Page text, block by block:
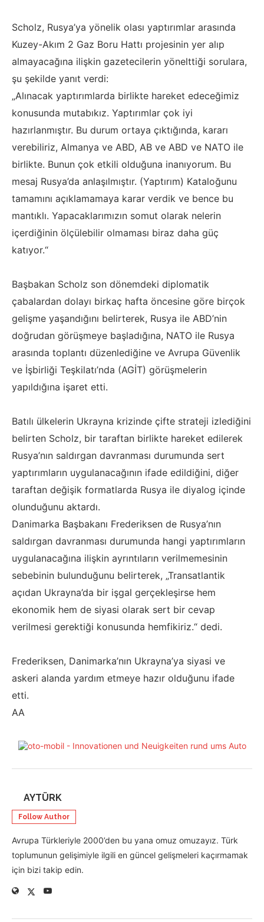
Scholz, Rusya’ya yönelik olası yaptırımlar arasında
Kuzey-Akım 2 Gaz Boru Hattı projesinin yer alıp
almayacağına ilişkin gazetecilerin yönelttiği sorulara,
şu şekilde yanıt verdi:
„Alınacak yaptırımlarda birlikte hareket edeceğimiz
konusunda mutabıkız. Yaptırımlar çok iyi
hazırlanmıştır. Bu durum ortaya çıktığında, kararı
verebiliriz, Almanya ve ABD, AB ve ABD ve NATO ile
birlikte. Bunun çok etkili olduğuna inanıyorum. Bu
mesaj Rusya’da anlaşılmıştır. (Yaptırım) Kataloğunu
tamamını açıklamamaya karar verdik ve bence bu
mantıklı. Yapacaklarımızın somut olarak nelerin
içerdiğinin ölçülebilir olmaması biraz daha güç
katıyor.“
Başbakan Scholz son dönemdeki diplomatik
çabalardan dolayı birkaç hafta öncesine göre birçok
gelişme yaşandığını belirterek, Rusya ile ABD’nin
doğrudan görüşmeye başladığına, NATO ile Rusya
arasında toplantı düzenlediğine ve Avrupa Güvenlik
ve İşbirliği Teşkilatı’nda (AGİT) görüşmelerin
yapıldığına işaret etti.
Batılı ülkelerin Ukrayna krizinde çifte strateji izlediğini
belirten Scholz, bir taraftan birlikte hareket edilerek
Rusya’nın saldırgan davranması durumunda sert
yaptırımların uygulanacağının ifade edildiğini, diğer
taraftan değişik formatlarda Rusya ile diyalog içinde
olunduğunu aktardı.
Danimarka Başbakanı Frederiksen de Rusya’nın
saldırgan davranması durumunda hangi yaptırımların
uygulanacağına ilişkin ayrıntıların verilmemesinin
sebebinin bulunduğunu belirterek, „Transatlantik
açıdan Ukrayna’da bir işgal gerçekleşirse hem
ekonomik hem de siyasi olarak sert bir cevap
verilmesi gerektiği konusunda hemfikiriz.“ dedi.
Frederiksen, Danimarka’nın Ukrayna’ya siyasi ve
askeri alanda yardım etmeye hazır olduğunu ifade
etti.
AA
AYTÜRK
Follow Author
Avrupa Türkleriyle 2000’den bu yana omuz omuzayız. Türk
toplumunun gelişimiyle ilgili en güncel gelişmeleri kaçırmamak
için bizi takip edin.